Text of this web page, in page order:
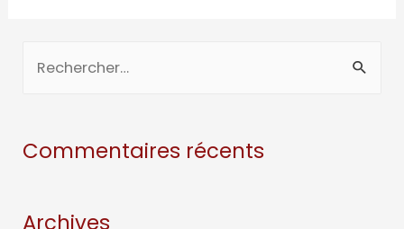
Commentaires récents
Archives